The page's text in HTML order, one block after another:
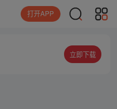
打开APP
立即下载